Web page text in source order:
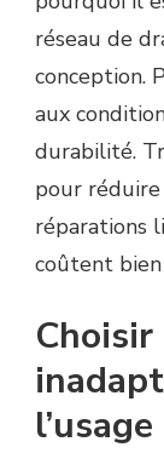
réseau de
conception.
aux
durabilité.
pour réduire
réparations
coûtent
l’usage